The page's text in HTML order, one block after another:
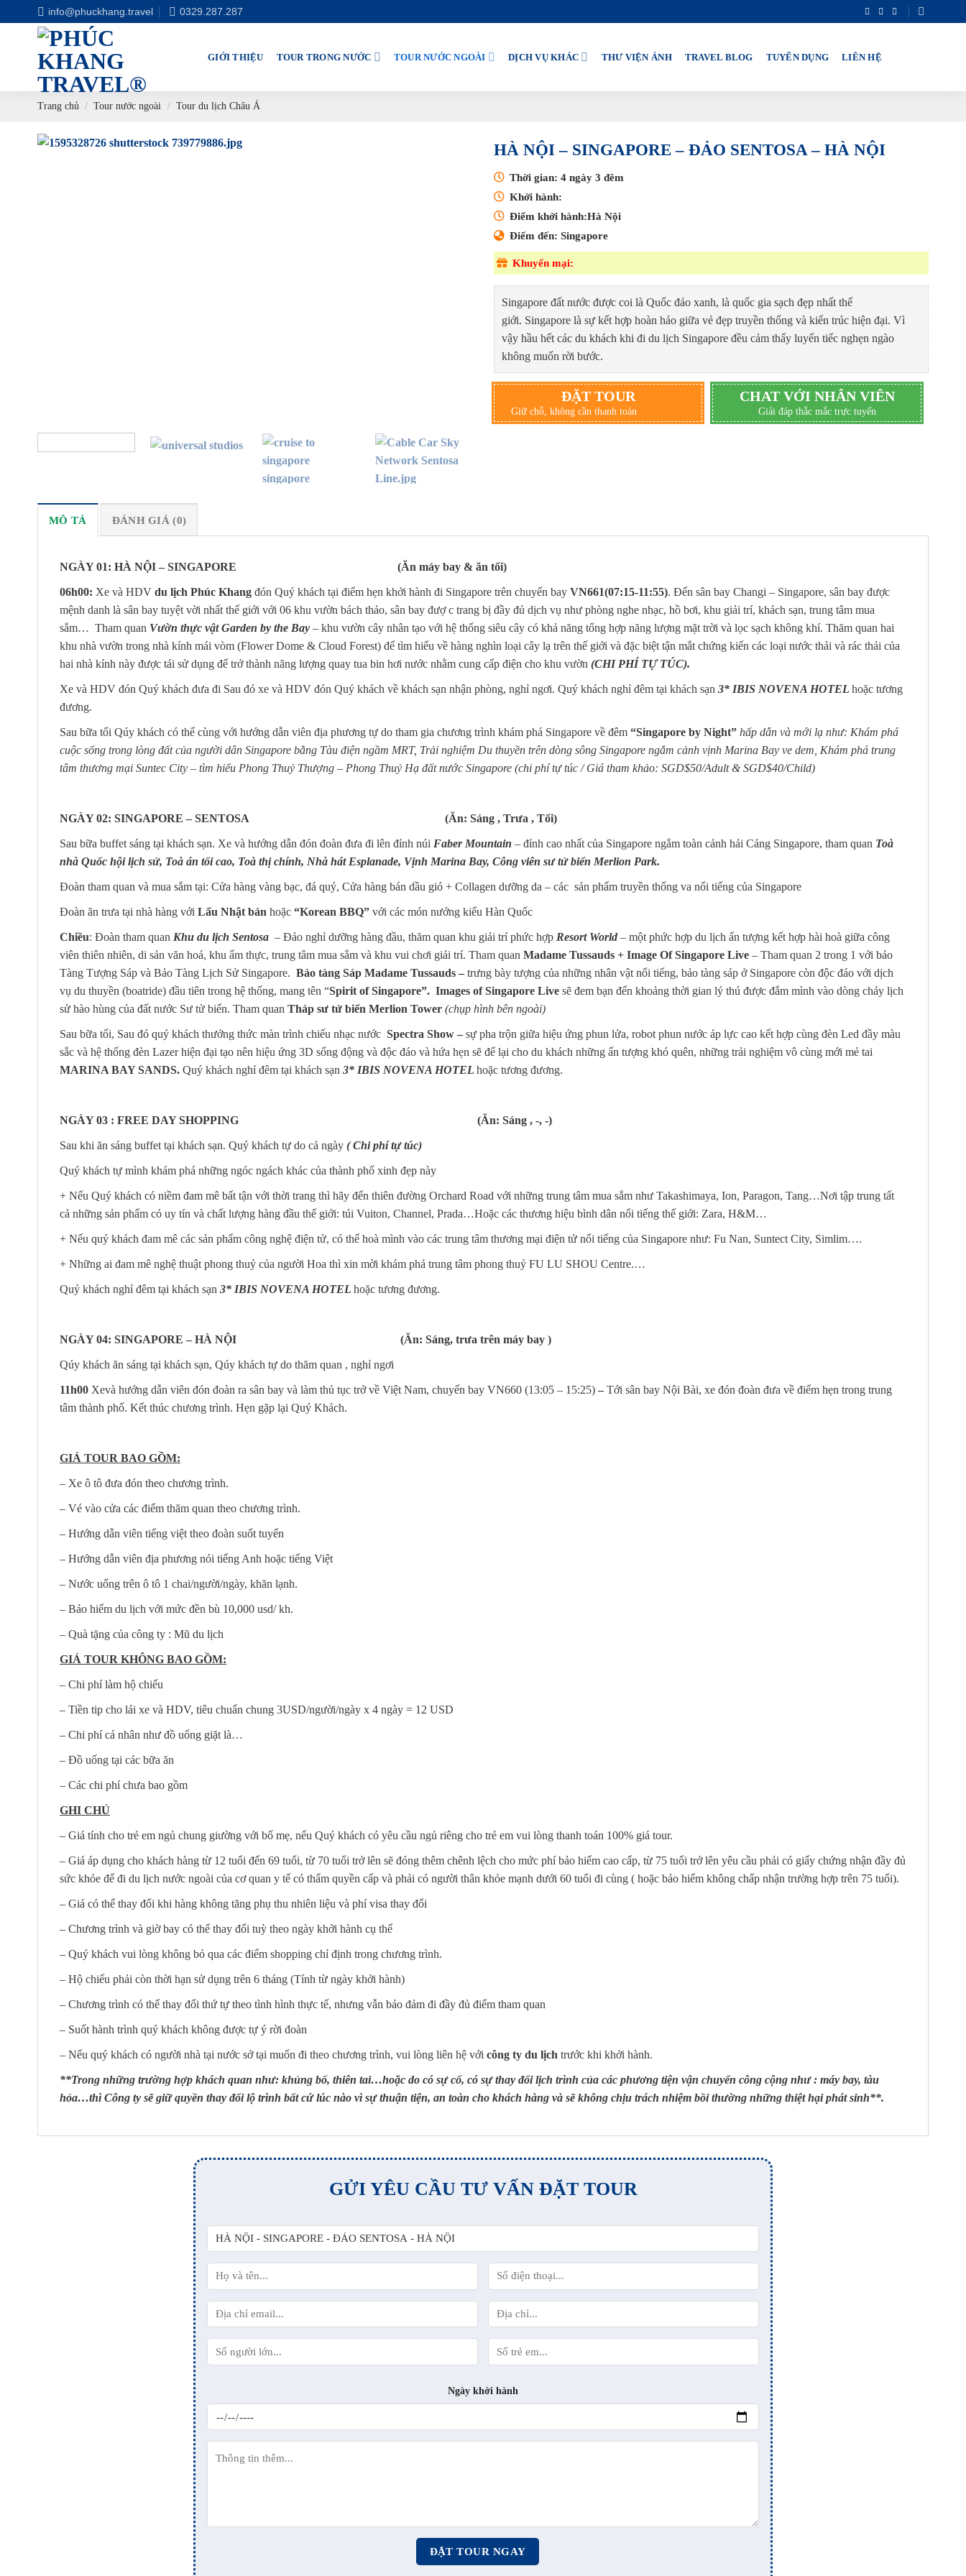
Chuyển
đến
info@phuckhang.travel 0329.287.287
GIỚI THIỆU TOUR TRONG NƯỚC TOUR NƯỚC NGOÀI DỊCH VỤ KHÁC THƯ VIỆN ẢNH TRAVEL BLOG TUYỂN DỤNG LIÊN HỆ
Trang chủ / Tour nước ngoài / Tour du lịch Châu Á
HÀ NỘI – SINGAPORE – ĐẢO SENTOSA – HÀ NỘI
Thời gian: 4 ngày 3 đêm
Khởi hành:
Điểm khởi hành:Hà Nội
Điểm đến: Singapore
Khuyến mại:
Singapore đất nước được coi là Quốc đảo xanh, là quốc gia sạch đẹp nhất thế
giới. Singapore là sự kết hợp hoàn hảo giữa vẻ đẹp truyền thống và kiến trúc hiện đại. Vì
vậy hầu hết các du khách khi đi du lịch Singapore đều cảm thấy luyến tiếc nghẹn ngào
không muốn rời bước.
ĐẶT TOUR
Giữ chỗ, không cần thanh toán
CHAT VỚI NHÂN VIÊN
Giải đáp thắc mắc trực tuyến
MÔ TẢ ĐÁNH GIÁ (0)
NGÀY 01: HÀ NỘI – SINGAPORE (Ăn máy bay & ăn tối)
06h00: Xe và HDV du lịch Phúc Khang đón Quý khách tại điểm hẹn khởi hành đi Singapore trên chuyến bay VN661(07:15-11:55). Đến sân bay Changi – Singapore, sân bay được
mệnh danh là sân bay tuyệt vời nhất thế giới với 06 khu vườn bách thảo, sân bay đượ c trang bị đầy đủ dịch vụ như phòng nghe nhạc, hồ bơi, khu giải trí, khách sạn, trung tâm mua
sắm… Tham quan Vườn thực vật Garden by the Bay – khu vườn cây nhân tạo với hệ thống siêu cây có khả năng tổng hợp năng lượng mặt trời và lọc sạch không khí. Thăm quan hai
khu nhà vườn trong nhà kính mái vòm (Flower Dome & Cloud Forest) để tìm hiểu về hàng nghìn loại cây lạ trên thế giới và đặc biệt tận mắt chứng kiến các loại nước thải và rác thải của
hai nhà kính này được tái sử dụng để trở thành năng lượng quay tua bin hơi nước nhằm cung cấp điện cho khu vườn (CHI PHÍ TỰ TÚC).
Xe và HDV đón Quý khách đưa đi Sau đó xe và HDV đón Quý khách về khách sạn nhận phòng, nghỉ ngơi. Quý khách nghỉ đêm tại khách sạn 3* IBIS NOVENA HOTEL hoặc tương
đương.
Sau bữa tối Qúy khách có thể cùng với hướng dẫn viên địa phương tự do tham gia chương trình khám phá Singapore về đêm “Singapore by Night” hấp dẫn và mới lạ như: Khám phá
cuộc sống trong lòng đất của người dân Singapore bằng Tàu điện ngầm MRT, Trải nghiệm Du thuyền trên dòng sông Singapore ngắm cảnh vịnh Marina Bay ve dem, Khám phá trung
tâm thương mại Suntec City – tìm hiểu Phong Thuỷ Thượng – Phong Thuỷ Hạ đất nước Singapore (chi phí tự túc / Giá tham khảo: SGD$50/Adult & SGD$40/Child)
NGÀY 02: SINGAPORE – SENTOSA (Ăn: Sáng , Trưa , Tối)
Sau bữa buffet sáng tại khách sạn. Xe và hướng dẫn đón đoàn đưa đi lên đỉnh núi Faber Mountain – đỉnh cao nhất của Singapore ngắm toàn cảnh hải Cảng Singapore, tham quan Toà
nhà Quốc hội lịch sử, Toà án tối cao, Toà thị chính, Nhà hát Esplanade, Vịnh Marina Bay, Công viên sư tử biển Merlion Park.
Đoàn tham quan và mua sắm tại: Cửa hàng vàng bạc, đá quý, Cửa hàng bán dầu gió + Collagen dưỡng da – các sản phẩm truyền thống va nổi tiếng của Singapore
Đoàn ăn trưa tại nhà hàng với Lẩu Nhật bản hoặc “Korean BBQ” với các món nướng kiểu Hàn Quốc
Chiều: Đoàn tham quan Khu du lịch Sentosa – Đảo nghỉ dưỡng hàng đầu, thăm quan khu giải trí phức hợp Resort World – một phức hợp du lịch ấn tượng kết hợp hài hoà giữa công
viên thiên nhiên, di sản văn hoá, khu ẩm thực, trung tâm mua sắm và khu vui chơi giải trí. Tham quan Madame Tussauds + Image Of Singapore Live – Tham quan 2 trong 1 với bảo
Tàng Tượng Sáp và Bảo Tàng Lịch Sử Singapore. Bảo tàng Sáp Madame Tussauds – trưng bày tượng của những nhân vật nổi tiếng, bảo tàng sáp ở Singapore còn độc đáo với dịch
vụ du thuyền (boatride) đầu tiên trong hệ thống, mang tên “Spirit of Singapore”. Images of Singapore Live sẽ đem bạn đến khoảng thời gian lý thú được đắm mình vào dòng chảy lịch
sử hào hùng của đất nước Sư tử biển. Tham quan Tháp sư tử biển Merlion Tower (chụp hình bên ngoài)
Sau bữa tối, Sau đó quý khách thưởng thức màn trình chiếu nhạc nước Spectra Show – sự pha trộn giữa hiệu ứng phun lửa, robot phun nước áp lực cao kết hợp cùng đèn Led đầy màu
sắc và hệ thống đèn Lazer hiện đại tạo nên hiệu ứng 3D sống động và độc đáo và hứa hẹn sẽ để lại cho du khách những ấn tượng khó quên, những trải nghiệm vô cùng mới mẻ tai
MARINA BAY SANDS. Quý khách nghỉ đêm tại khách sạn 3* IBIS NOVENA HOTEL hoặc tương đương.
NGÀY 03 : FREE DAY SHOPPING (Ăn: Sáng , -, -)
Sau khi ăn sáng buffet tại khách sạn. Quý khách tự do cả ngày ( Chi phí tự túc)
Quý khách tự mình khám phá những ngóc ngách khác của thành phố xinh đẹp này
+ Nếu Quý khách có niềm đam mê bất tận với thời trang thì hãy đến thiên đường Orchard Road với những trung tâm mua sắm như Takashimaya, Ion, Paragon, Tang…Nơi tập trung tất
cả những sản phẩm có uy tín và chất lượng hàng đầu thế giới: túi Vuiton, Channel, Prada…Hoặc các thương hiệu bình dân nổi tiếng thế giới: Zara, H&M…
+ Nếu quý khách đam mê các sản phẩm công nghệ điện tử, có thể hoà mình vào các trung tâm thương mại điện tử nổi tiếng của Singapore như: Fu Nan, Suntect City, Simlim….
+ Những ai đam mê nghệ thuật phong thuỷ của người Hoa thì xin mời khám phá trung tâm phong thuỷ FU LU SHOU Centre.…
Quý khách nghỉ đêm tại khách sạn 3* IBIS NOVENA HOTEL hoặc tương đương.
NGÀY 04: SINGAPORE – HÀ NỘI (Ăn: Sáng, trưa trên máy bay )
Qúy khách ăn sáng tại khách sạn, Qúy khách tự do thăm quan , nghỉ ngơi
11h00 Xevà hướng dẫn viên đón đoàn ra sân bay và làm thủ tục trở về Việt Nam, chuyến bay VN660 (13:05 – 15:25) – Tới sân bay Nội Bài, xe đón đoàn đưa về điểm hẹn trong trung
tâm thành phố. Kết thúc chương trình. Hẹn gặp lại Quý Khách.
GIÁ TOUR BAO GỒM:
– Xe ô tô đưa đón theo chương trình.
– Vé vào cửa các điểm thăm quan theo chương trình.
– Hướng dẫn viên tiếng việt theo đoàn suốt tuyến
– Hướng dẫn viên địa phương nói tiếng Anh hoặc tiếng Việt
– Nước uống trên ô tô 1 chai/người/ngày, khăn lạnh.
– Bảo hiểm du lịch với mức đền bù 10,000 usd/ kh.
– Quà tặng của công ty : Mũ du lịch
GIÁ TOUR KHÔNG BAO GỒM:
– Chi phí làm hộ chiếu
– Tiền tip cho lái xe và HDV, tiêu chuẩn chung 3USD/người/ngày x 4 ngày = 12 USD
– Chi phí cá nhân như đồ uống giặt là…
– Đồ uống tại các bữa ăn
– Các chi phí chưa bao gồm
GHI CHÚ
– Giá tính cho trẻ em ngủ chung giường với bố mẹ, nếu Quý khách có yêu cầu ngủ riêng cho trẻ em vui lòng thanh toán 100% giá tour.
– Giá áp dụng cho khách hàng từ 12 tuổi đến 69 tuổi, từ 70 tuổi trở lên sẽ đóng thêm chênh lệch cho mức phí bảo hiểm cao cấp, từ 75 tuổi trở lên yêu cầu phải có giấy chứng nhận đầy đủ
sức khỏe để đi du lịch nước ngoài của cơ quan y tế có thẩm quyền cấp và phải có người thân khỏe mạnh dưới 60 tuổi đi cùng ( hoặc bảo hiểm không chấp nhận trường hợp trên 75 tuổi).
– Giá có thể thay đổi khi hàng không tăng phụ thu nhiên liệu và phí visa thay đổi
– Chương trình và giờ bay có thể thay đổi tuỳ theo ngày khởi hành cụ thể
– Quý khách vui lòng không bỏ qua các điểm shopping chỉ định trong chương trình.
– Hộ chiếu phải còn thời hạn sử dụng trên 6 tháng (Tính từ ngày khởi hành)
– Chương trình có thể thay đổi thứ tự theo tình hình thực tế, nhưng vẫn bảo đảm đi đầy đủ điểm tham quan
– Suốt hành trình quý khách không được tự ý rời đoàn
– Nếu quý khách có người nhà tại nước sở tại muốn đi theo chương trình, vui lòng liên hệ với công ty du lịch trước khi khởi hành.
**Trong những trường hợp khách quan như: khủng bố, thiên tai…hoặc do có sự cố, có sự thay đổi lịch trình của các phương tiện vận chuyển công cộng như : máy bay, tàu
hỏa…thì Công ty sẽ giữ quyền thay đổi lộ trình bất cứ lúc nào vì sự thuận tiện, an toàn cho khách hàng và sẽ không chịu trách nhiệm bồi thường những thiệt hại phát sinh**.
GỬI YÊU CẦU TƯ VẤN ĐẶT TOUR
Ngày khởi hành